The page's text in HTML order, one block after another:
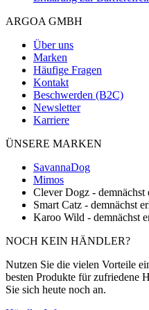
ARGOA GMBH
Über uns
Marken
Häufige Fragen
Kontakt
Beschwerden (B2C)
Newsletter
Karriere
ÜNSERE MARKEN
SavannaDog
Mimos
Clever Dogz - demnächst
Smart Catz - demnächst
Karoo Wild - demnächst
NOCH KEIN HÄNDLER?
Nutzen Sie die vielen Vorteile
besten Produkte für zufriedene
Sie sich heute noch an.